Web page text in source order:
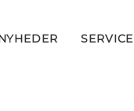
SERVICE